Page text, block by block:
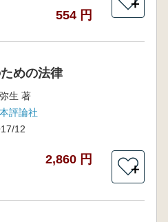
554 円
＋
めの法律
生 著
評論社
12
2,860 円
＋